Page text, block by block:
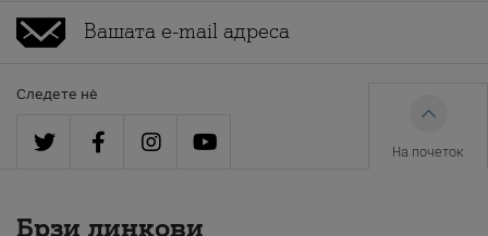
Следете нè
На почеток
Брзи линкови